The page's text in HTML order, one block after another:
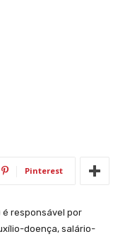
Pinterest
é responsável por
doença, salário-